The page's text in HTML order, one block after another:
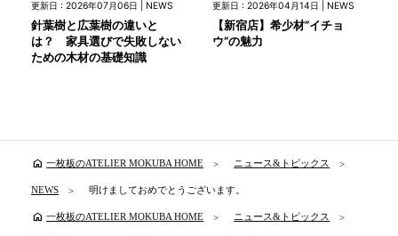
更新日 : 2026年07月06日 | NEWS
針葉樹と広葉樹の違いと
は？ 家具選びで失敗しない
ための木材の基礎知識
更新日 : 2026年04月14日 | NEWS
【新宿店】希少材”イチョ
ウ”の魅力
home 一枚板のATELIER MOKUBA HOME ニュース&トピックス
NEWS 明けましておめでとうございます。
home 一枚板のATELIER MOKUBA HOME ニュース&トピックス